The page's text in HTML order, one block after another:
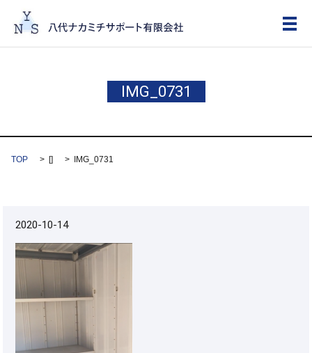
メ
IMG_0731
TOP [] IMG_0731
2020-10-14